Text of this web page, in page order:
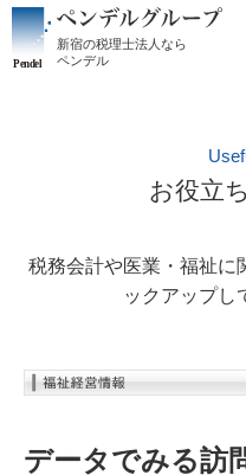
新宿の税理士法人なら
ペンデル
お役立
税務会計や医業・福祉に
ックアップし
データでみる訪